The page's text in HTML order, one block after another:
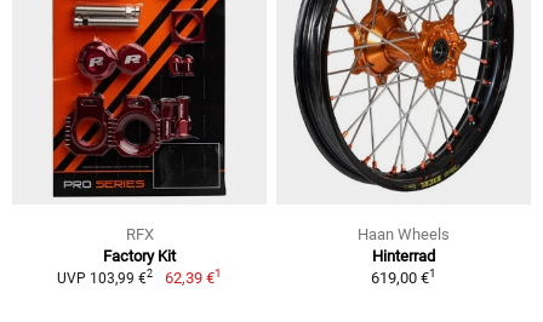
RFX
Factory Kit
UVP 103,99 €2 62,39 €1
Haan Wheels
Hinterrad
619,00 €1